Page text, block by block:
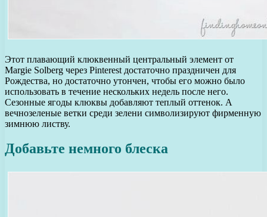
Этот плавающий клюквенный центральный элемент от
Margie Solberg через Pinterest достаточно праздничен для
Рождества, но достаточно утончен, чтобы его можно было
использовать в течение нескольких недель после него.
Сезонные ягоды клюквы добавляют теплый оттенок. А
вечнозеленые ветки среди зелени символизируют фирменную
зимнюю листву.
Добавьте немного блеска